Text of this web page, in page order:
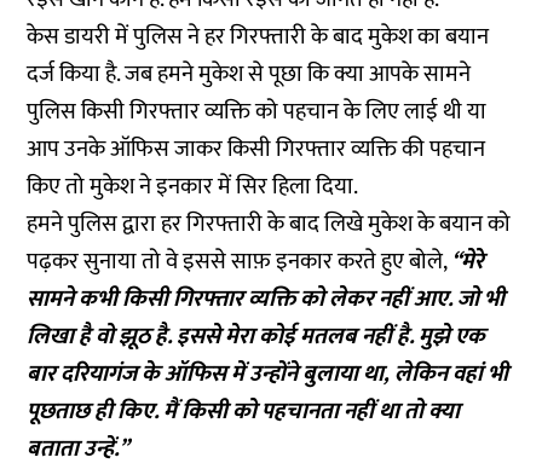
केस डायरी में पुलिस ने हर गिरफ्तारी के बाद मुकेश का बयान
दर्ज किया है. जब हमने मुकेश से पूछा कि क्या आपके सामने
पुलिस किसी गिरफ्तार व्यक्ति को पहचान के लिए लाई थी या
आप उनके ऑफिस जाकर किसी गिरफ्तार व्यक्ति की पहचान
किए तो मुकेश ने इनकार में सिर हिला दिया.
हमने पुलिस द्वारा हर गिरफ्तारी के बाद लिखे मुकेश के बयान को
पढ़कर सुनाया तो वे इससे साफ़ इनकार करते हुए बोले,‘‘मेरे
सामने कभी किसी गिरफ्तार व्यक्ति को लेकर नहीं आए. जो भी
लिखा है वो झूठ है. इससे मेरा कोई मतलब नहीं है. मुझे एक
बार दरियागंज के ऑफिस में उन्होंने बुलाया था, लेकिन वहां भी
पूछताछ ही किए. मैं किसी को पहचानता नहीं था तो क्या
बताता उन्हें.’’